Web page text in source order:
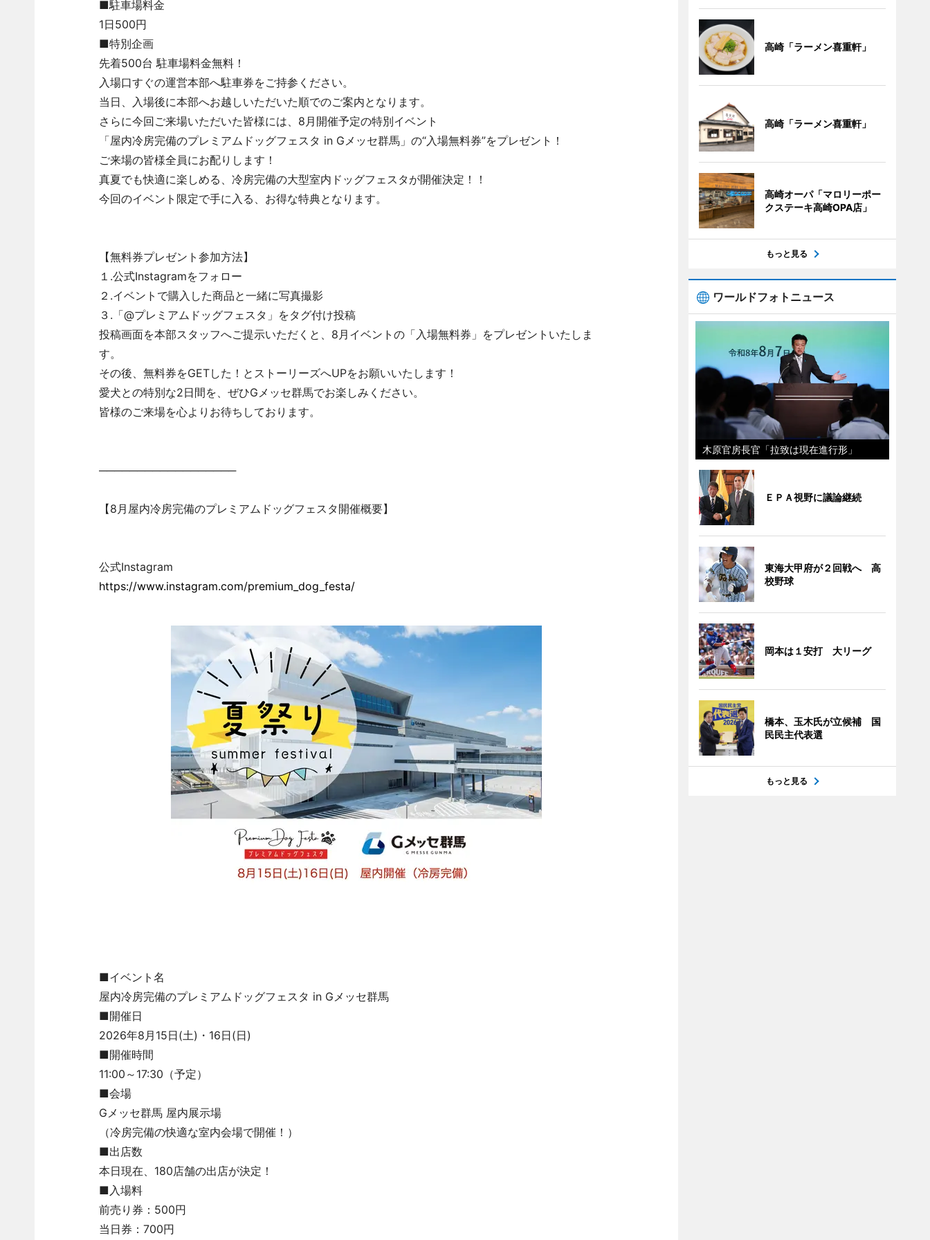
■駐車場料金
1日500円
■特別企画
先着500台 駐車場料金無料！
入場口すぐの運営本部へ駐車券をご持参ください。
当日、入場後に本部へお越しいただいた順でのご案内となります。
さらに今回ご来場いただいた皆様には、8月開催予定の特別イベント
「屋内冷房完備のプレミアムドッグフェスタ in Gメッセ群馬」の“入場無料券”をプレゼント！
ご来場の皆様全員にお配りします！
真夏でも快適に楽しめる、冷房完備の大型室内ドッグフェスタが開催決定！！
今回のイベント限定で手に入る、お得な特典となります。
【無料券プレゼント参加方法】
１.公式Instagramをフォロー
２.イベントで購入した商品と一緒に写真撮影
３.「@プレミアムドッグフェスタ」をタグ付け投稿
投稿画面を本部スタッフへご提示いただくと、8月イベントの「入場無料券」をプレゼントいたしま
す。
その後、無料券をGETした！とストーリーズへUPをお願いいたします！
愛犬との特別な2日間を、ぜひGメッセ群馬でお楽しみください。
皆様のご来場を心よりお待ちしております。
──────────────────
【8月屋内冷房完備のプレミアムドッグフェスタ開催概要】
公式Instagram
https://www.instagram.com/premium_dog_festa/
■イベント名
屋内冷房完備のプレミアムドッグフェスタ in Gメッセ群馬
■開催日
2026年8月15日(土)・16日(日)
■開催時間
11:00～17:30（予定）
■会場
Gメッセ群馬 屋内展示場
（冷房完備の快適な室内会場で開催！）
■出店数
本日現在、180店舗の出店が決定！
■入場料
前売り券：500円
当日券：700円
高崎「ラーメン喜重軒」
高崎「ラーメン喜重軒」
高崎オーパ「マロリーポー
クステーキ高崎OPA店」
もっと見る
ワールドフォトニュース
木原官房長官「拉致は現在進行形」
ＥＰＡ視野に議論継続
東海大甲府が２回戦へ 高
校野球
岡本は１安打 大リーグ
橋本、玉木氏が立候補 国
民民主代表選
もっと見る